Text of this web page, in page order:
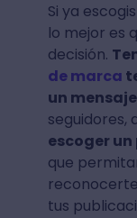
Si ya
lo mejor es
decisión.
de marca
un
seguidores,
escoger
que
tus